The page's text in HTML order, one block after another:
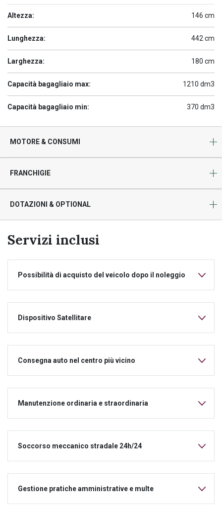
Altezza: 146 cm
Lunghezza: 442 cm
Larghezza: 180 cm
Capacità bagagliaio max: 1210 dm3
Capacità bagagliaio min: 370 dm3
MOTORE & CONSUMI
FRANCHIGIE
DOTAZIONI & OPTIONAL
Servizi inclusi
Possibilità di acquisto del veicolo dopo il noleggio
Dispositivo Satellitare
Consegna auto nel centro più vicino
Manutenzione ordinaria e straordinaria
Soccorso meccanico stradale 24h/24
Gestione pratiche amministrative e multe